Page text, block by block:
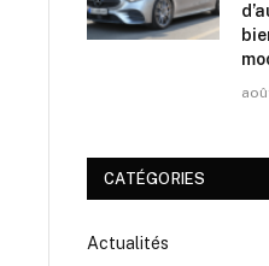
CATÉGORIES
Actualités